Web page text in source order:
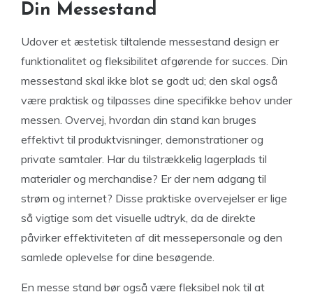
Din Messestand
Udover et æstetisk tiltalende messestand design er
funktionalitet og fleksibilitet afgørende for succes. Din
messestand skal ikke blot se godt ud; den skal også
være praktisk og tilpasses dine specifikke behov under
messen. Overvej, hvordan din stand kan bruges
effektivt til produktvisninger, demonstrationer og
private samtaler. Har du tilstrækkelig lagerplads til
materialer og merchandise? Er der nem adgang til
strøm og internet? Disse praktiske overvejelser er lige
så vigtige som det visuelle udtryk, da de direkte
påvirker effektiviteten af dit messepersonale og den
samlede oplevelse for dine besøgende.
En messe stand bør også være fleksibel nok til at